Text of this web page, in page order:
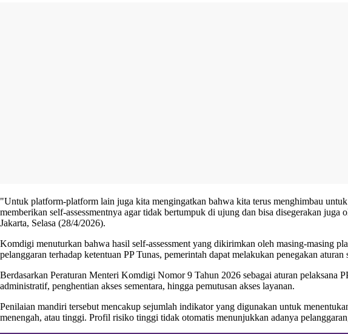
"Untuk platform-platform lain juga kita mengingatkan bahwa kita terus menghimbau
memberikan self-assessmentnya agar tidak bertumpuk di ujung dan bisa disegerakan
Jakarta, Selasa (28/4/2026).
Komdigi menuturkan bahwa hasil self-assessment yang dikirimkan oleh masing-masing
pelanggaran terhadap ketentuan PP Tunas, pemerintah dapat melakukan penegakan
Berdasarkan Peraturan Menteri Komdigi Nomor 9 Tahun 2026 sebagai aturan pelaksana
administratif, penghentian akses sementara, hingga pemutusan akses layanan.
Penilaian mandiri tersebut mencakup sejumlah indikator yang digunakan untuk
menengah, atau tinggi. Profil risiko tinggi tidak otomatis menunjukkan adanya